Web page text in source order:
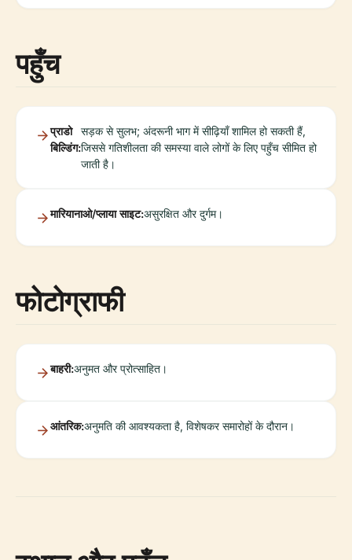
पहुँच
प्राडो
बिल्डिंग:
सड़क से सुलभ; अंदरूनी भाग में सीढ़ियाँ शामिल हो सकती हैं,
जिससे गतिशीलता की समस्या वाले लोगों के लिए पहुँच सीमित हो
जाती है।
मारियानाओ/प्लाया साइट:असुरक्षित और दुर्गम।
फोटोग्राफी
बाहरी:अनुमत और प्रोत्साहित।
आंतरिक:अनुमति की आवश्यकता है, विशेषकर समारोहों के दौरान।